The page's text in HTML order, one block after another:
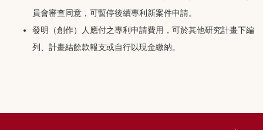
員會審查同意，可暫停後續專利新案件申請。
發明（創作）人應付之專利申請費用，可於其他研究計畫下編
列、計畫結餘款報支或自行以現金繳納。